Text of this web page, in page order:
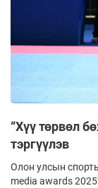
“Хүү төрвөл
тэргүүлэв
Олон улсын
media awards